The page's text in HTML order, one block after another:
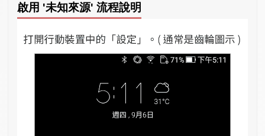
啟用 '未知來源' 流程說明